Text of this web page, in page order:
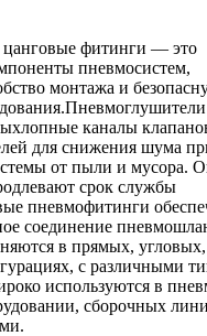
фитинги — это
пневмосистем,
монтажа и
каналы
для снижения шума
от пыли и мусора.
срок службы
пневмофитинги
соединение
в прямых,
с различными
используются в
сборочных